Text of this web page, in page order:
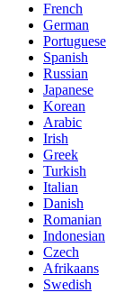
French
German
Portuguese
Spanish
Russian
Japanese
Korean
Arabic
Irish
Greek
Turkish
Italian
Danish
Romanian
Indonesian
Czech
Afrikaans
Swedish